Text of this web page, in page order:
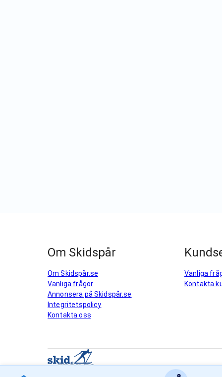
Om Skidspår
Om Skidspår.se
Vanliga frågor
Annonsera på Skidspår.se
Integritetspolicy
Kontakta oss
Vanliga
Kontakta